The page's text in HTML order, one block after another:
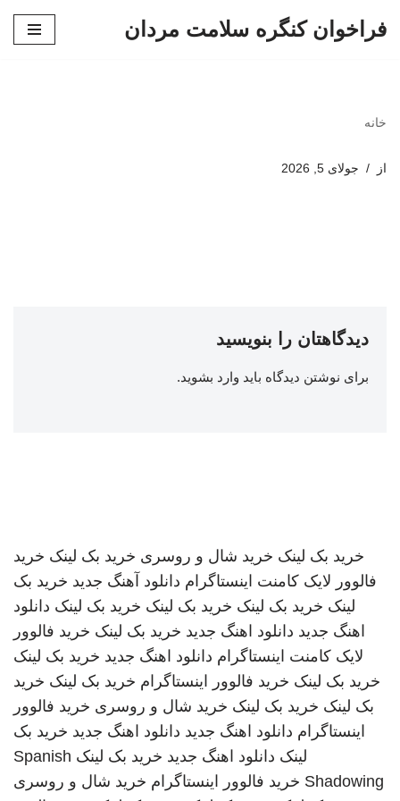
فراخوان کنگره سلامت مردان
خانه
از جولای 5, 2026
دیدگاهتان را بنویسید
برای نوشتن دیدگاه باید وارد بشوید.
خرید بک لینک خرید شال و روسری خرید بک لینک خرید
فالوور لایک کامنت اینستاگرام دانلود آهنگ جدید خرید بک
لینک خرید بک لینک خرید بک لینک خرید بک لینک دانلود
اهنگ جدید دانلود اهنگ جدید خرید بک لینک خرید فالوور
لایک کامنت اینستاگرام دانلود اهنگ جدید خرید بک لینک
خرید بک لینک خرید فالوور اینستاگرام خرید بک لینک خرید
بک لینک خرید بک لینک خرید شال و روسری خرید فالوور
اینستاگرام دانلود اهنگ جدید دانلود اهنگ جدید خرید بک
لینک دانلود اهنگ جدید خرید بک لینک Spanish
Shadowing خرید فالوور اینستاگرام خرید شال و روسری